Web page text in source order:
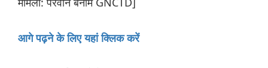
आगे पढ़ने के लिए यहां क्लिक करें